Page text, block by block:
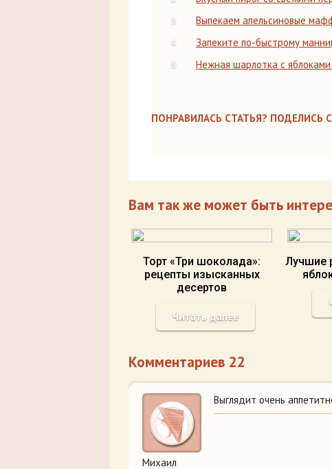
Выпекаем апельсиновые
Запеките по-быстрому
Нежная шарлотка с яблоками
ПОНРАВИЛАСЬ СТАТЬЯ? ПОДЕЛИСЬ
Вам так же может быть
Торт «Три шоколада»:
рецепты изысканных
десертов
Читать далее
Лучшие
Комментариев 22
Выглядит очень
Михаил